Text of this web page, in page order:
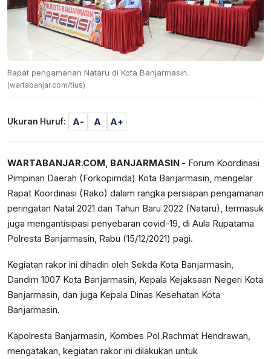
Rapat pengamanan Nataru di Kota Banjarmasin.
(wartabanjar.com/tius)
Ukuran Huruf: A- A A+
WARTABANJAR.COM, BANJARMASIN - Forum Koordinasi
Pimpinan Daerah (Forkopimda) Kota Banjarmasin, mengelar
Rapat Koordinasi (Rako) dalam rangka persiapan pengamanan
peringatan Natal 2021 dan Tahun Baru 2022 (Nataru), termasuk
juga mengantisipasi penyebaran covid-19, di Aula Rupatama
Polresta Banjarmasin, Rabu (15/12/2021) pagi.
Kegiatan rakor ini dihadiri oleh Sekda Kota Banjarmasin,
Dandim 1007 Kota Banjarmasin, Kepala Kejaksaan Negeri Kota
Banjarmasin, dan juga Kepala Dinas Kesehatan Kota
Banjarmasin.
Kapolresta Banjarmasin, Kombes Pol Rachmat Hendrawan,
mengatakan, kegiatan rakor ini dilakukan untuk